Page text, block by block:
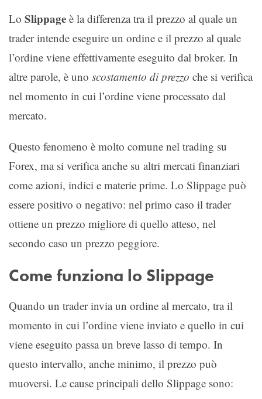
Lo Slippage è la differenza tra il prezzo al quale un
trader intende eseguire un ordine e il prezzo al quale
l’ordine viene effettivamente eseguito dal broker. In
altre parole, è uno scostamento di prezzo che si verifica
nel momento in cui l’ordine viene processato dal
mercato.
Questo fenomeno è molto comune nel trading su
Forex, ma si verifica anche su altri mercati finanziari
come azioni, indici e materie prime. Lo Slippage può
essere positivo o negativo: nel primo caso il trader
ottiene un prezzo migliore di quello atteso, nel
secondo caso un prezzo peggiore.
Come funziona lo Slippage
Quando un trader invia un ordine al mercato, tra il
momento in cui l’ordine viene inviato e quello in cui
viene eseguito passa un breve lasso di tempo. In
questo intervallo, anche minimo, il prezzo può
muoversi. Le cause principali dello Slippage sono: